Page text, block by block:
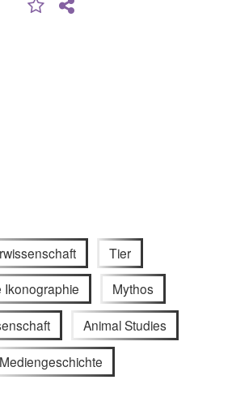
Tier
Ikonographie Mythos
Animal Studies
Mediengeschichte